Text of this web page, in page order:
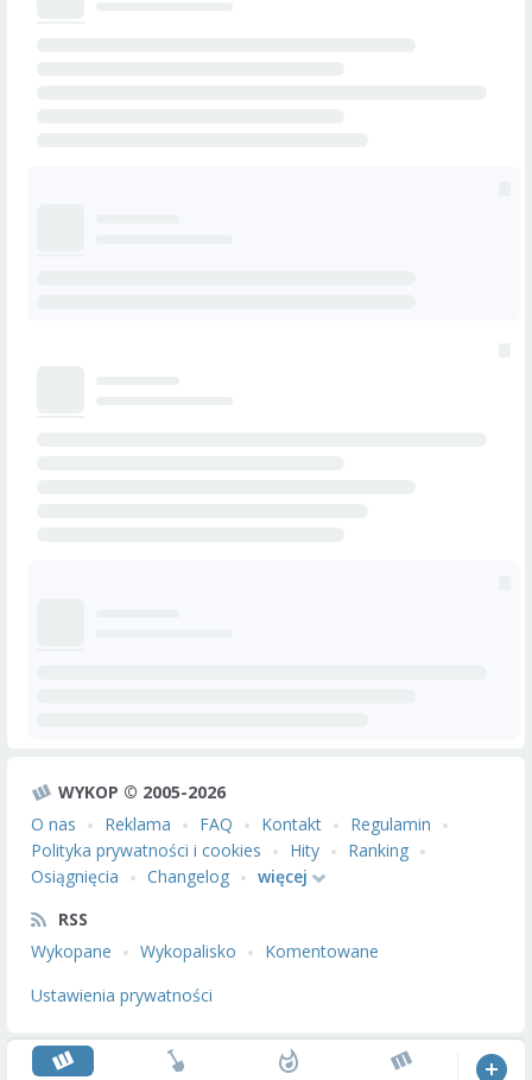
WYKOP © 2005-2026
O nas
Reklama FAQ Kontakt
Regulamin
Polityka prywatności i cookies
Hity
Ranking
Osiągnięcia
Changelog
więcej
RSS
Wykopane
Wykopalisko
Komentowane
Ustawienia prywatności